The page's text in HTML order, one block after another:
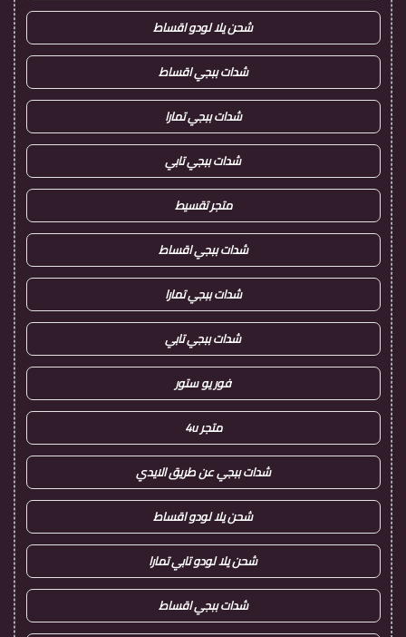
شحن يلا لودو اقساط
شدات ببجي اقساط
شدات ببجي تمارا
شدات ببجي تابي
متجر تقسيط
شدات ببجي اقساط
شدات ببجي تمارا
شدات ببجي تابي
فور يو ستور
متجر 4u
شدات ببجي عن طريق الايدي
شحن يلا لودو اقساط
شحن يلا لودو تابي تمارا
شدات ببجي اقساط